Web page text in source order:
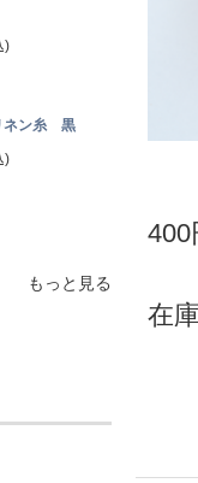
)
ネン糸 黒
)
もっと見る
400
在